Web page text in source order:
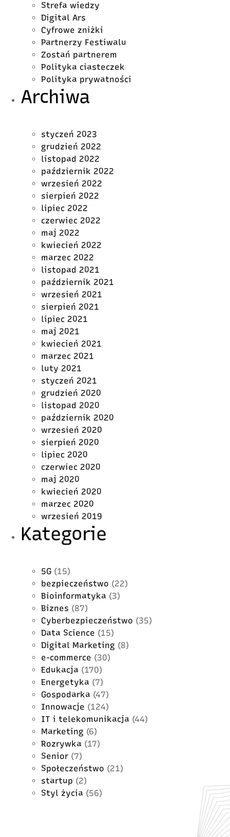
Strefa wiedzy
Digital Ars
Cyfrowe zniżki
Partnerzy Festiwalu
Zostań partnerem
Polityka ciasteczek
Polityka prywatności
Archiwa
styczeń 2023
grudzień 2022
listopad 2022
październik 2022
wrzesień 2022
sierpień 2022
lipiec 2022
czerwiec 2022
maj 2022
kwiecień 2022
marzec 2022
listopad 2021
październik 2021
wrzesień 2021
sierpień 2021
lipiec 2021
maj 2021
kwiecień 2021
marzec 2021
luty 2021
styczeń 2021
grudzień 2020
listopad 2020
październik 2020
wrzesień 2020
sierpień 2020
lipiec 2020
czerwiec 2020
maj 2020
kwiecień 2020
marzec 2020
wrzesień 2019
Kategorie
5G (15)
bezpieczeństwo (22)
Bioinformatyka (3)
Biznes (87)
Cyberbezpieczeństwo (35)
Data Science (15)
Digital Marketing (8)
e-commerce (30)
Edukacja (170)
Energetyka (7)
Gospodarka (47)
Innowacje (124)
IT i telekomunikacja (44)
Marketing (6)
Rozrywka (17)
Senior (7)
Społeczeństwo (21)
startup (2)
Styl życia (56)